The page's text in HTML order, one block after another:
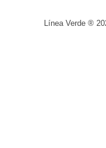
Línea Verde ®